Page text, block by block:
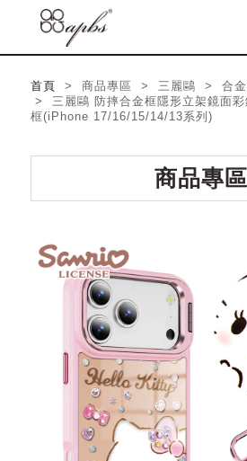
首頁
> 商品專區 > 三麗鷗 > 合金
> 三麗鷗 防摔合金框隱形立架鏡面
框(iPhone 17/16/15/14/13系列)
商品專區